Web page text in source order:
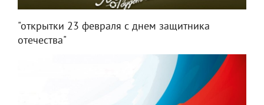
"открытки 23 февраля с днем защитника
отечества"